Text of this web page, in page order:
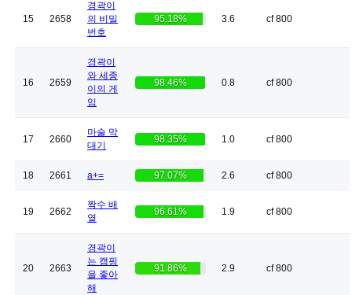
15 2658
경곽이
의 비밀
번호
95.18% 3.6 cf 800
16 2659
경곽이
와 세종
이의 게
임
98.46% 0.8 cf 800
17 2660
마술 막
대기
98.35% 1.0 cf 800
18 2661 a+= 97.07% 2.6 cf 800
19 2662
짝수 배
열
96.61% 1.9 cf 800
20 2663
경곽이
는 캠핑
을 좋아
해
91.86% 2.9 cf 800